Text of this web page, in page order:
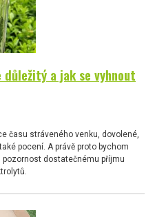
a jak se vyhnout
času stráveného venku, dovolené,
pocení. A právě proto bychom
pozornost dostatečnému příjmu